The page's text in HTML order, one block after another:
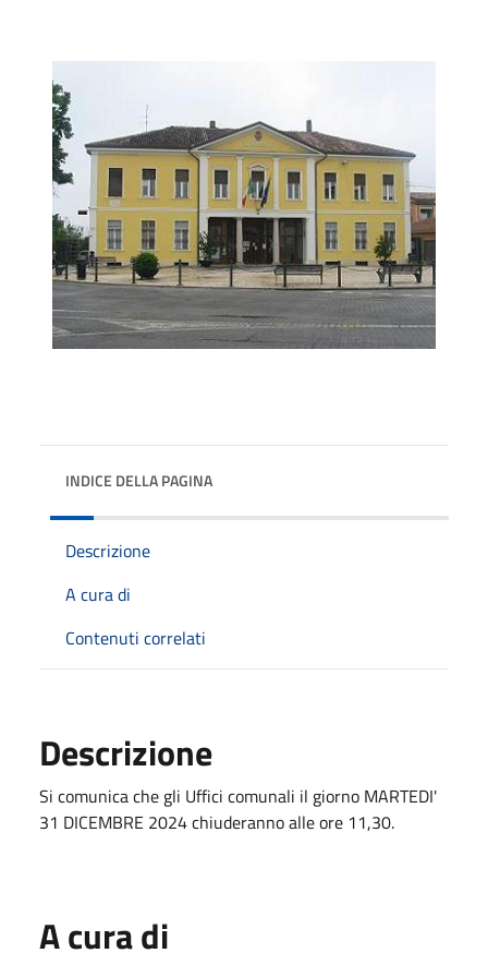
INDICE DELLA PAGINA
Descrizione
A cura di
Contenuti correlati
Descrizione
Si comunica che gli Uffici comunali il giorno MARTEDI'
31 DICEMBRE 2024 chiuderanno alle ore 11,30.
A cura di